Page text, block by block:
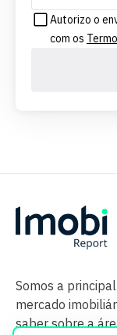
Autorizo o
com os
Somos a
mercado
saber sobre a